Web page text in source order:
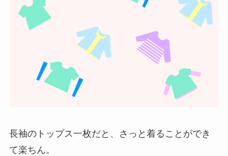
長袖のトップス一枚だと、さっと着ることができ
て楽ちん。